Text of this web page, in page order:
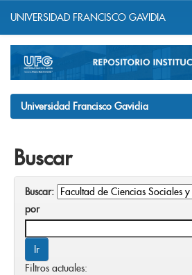
navigation
UNIVERSIDAD FRANCISCO GAVIDIA
Universidad Francisco Gavidia
Buscar
Buscar:
por
Filtros actuales: